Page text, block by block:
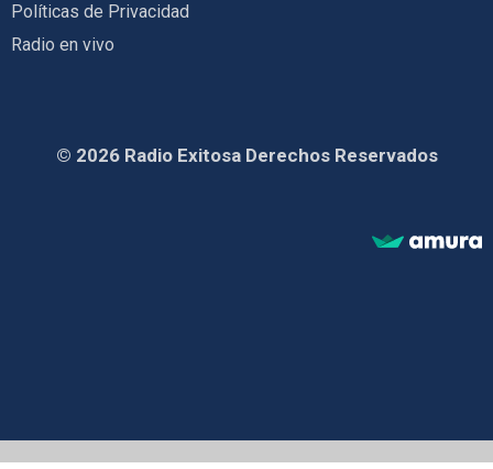
Políticas de Privacidad
Radio en vivo
© 2026 Radio Exitosa Derechos Reservados